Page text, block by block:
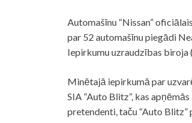
Automašīnu “Nissan”
par 52 automašīnu piegādi
Iepirkumu uzraudzības biroja
Minētajā iepirkumā par
SIA “Auto Blitz”, kas
pretendenti, taču “Auto